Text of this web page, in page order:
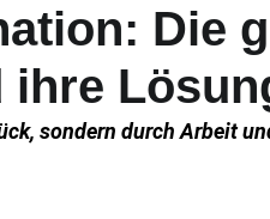
Die
sondern durch Arbeit